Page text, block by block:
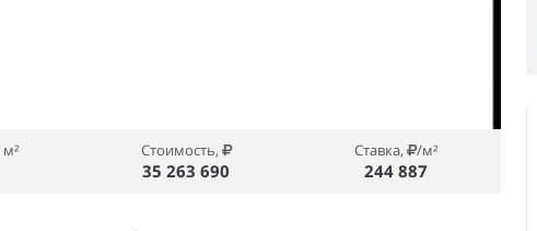
Стоимость,
35 263 690
Ставка, /м²
244 887